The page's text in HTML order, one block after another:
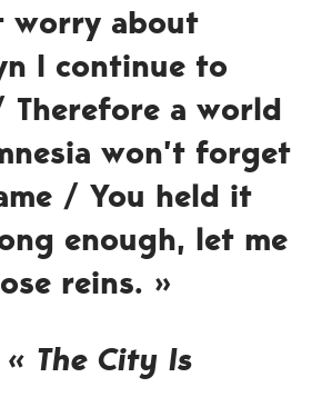
worry about
I continue to
a world
won’t forget
/ You held it
enough, let me
reins. »
« The City Is